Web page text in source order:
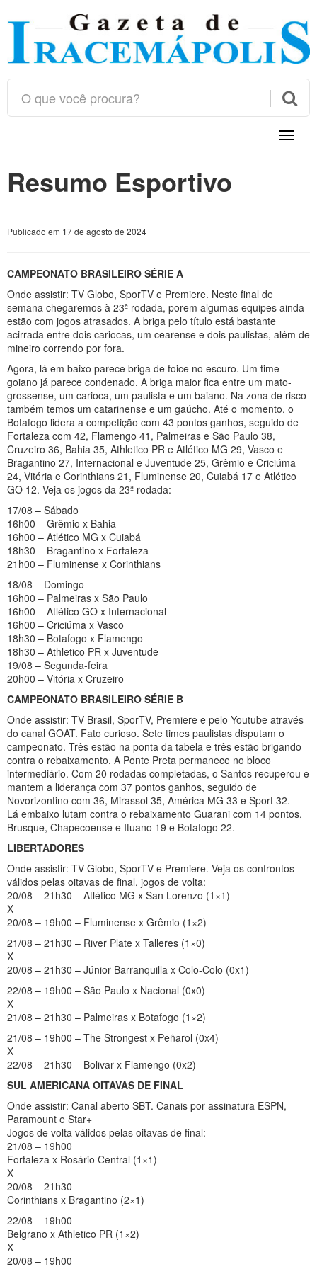

Toggle
Resumo Esportivo
Publicado em 17 de agosto de 2024
CAMPEONATO BRASILEIRO SÉRIE A
Onde assistir: TV Globo, SporTV e Premiere. Neste final de
semana chegaremos à 23ª rodada, porem algumas equipes ainda
estão com jogos atrasados. A briga pelo título está bastante
acirrada entre dois cariocas, um cearense e dois paulistas, além de
mineiro correndo por fora.
Agora, lá em baixo parece briga de foice no escuro. Um time
goiano já parece condenado. A briga maior fica entre um mato-
grossense, um carioca, um paulista e um baiano. Na zona de risco
também temos um catarinense e um gaúcho. Até o momento, o
Botafogo lidera a competição com 43 pontos ganhos, seguido de
Fortaleza com 42, Flamengo 41, Palmeiras e São Paulo 38,
Cruzeiro 36, Bahia 35, Athletico PR e Atlético MG 29, Vasco e
Bragantino 27, Internacional e Juventude 25, Grêmio e Criciúma
24, Vitória e Corinthians 21, Fluminense 20, Cuiabá 17 e Atlético
GO 12. Veja os jogos da 23ª rodada:
17/08 – Sábado
16h00 – Grêmio x Bahia
16h00 – Atlético MG x Cuiabá
18h30 – Bragantino x Fortaleza
21h00 – Fluminense x Corinthians
18/08 – Domingo
16h00 – Palmeiras x São Paulo
16h00 – Atlético GO x Internacional
16h00 – Criciúma x Vasco
18h30 – Botafogo x Flamengo
18h30 – Athletico PR x Juventude
19/08 – Segunda-feira
20h00 – Vitória x Cruzeiro
CAMPEONATO BRASILEIRO SÉRIE B
Onde assistir: TV Brasil, SporTV, Premiere e pelo Youtube através
do canal GOAT. Fato curioso. Sete times paulistas disputam o
campeonato. Três estão na ponta da tabela e três estão brigando
contra o rebaixamento. A Ponte Preta permanece no bloco
intermediário. Com 20 rodadas completadas, o Santos recuperou e
mantem a liderança com 37 pontos ganhos, seguido de
Novorizontino com 36, Mirassol 35, América MG 33 e Sport 32.
Lá embaixo lutam contra o rebaixamento Guarani com 14 pontos,
Brusque, Chapecoense e Ituano 19 e Botafogo 22.
LIBERTADORES
Onde assistir: TV Globo, SporTV e Premiere. Veja os confrontos
válidos pelas oitavas de final, jogos de volta:
20/08 – 21h30 – Atlético MG x San Lorenzo (1×1)
X
20/08 – 19h00 – Fluminense x Grêmio (1×2)
21/08 – 21h30 – River Plate x Talleres (1×0)
X
20/08 – 21h30 – Júnior Barranquilla x Colo-Colo (0x1)
22/08 – 19h00 – São Paulo x Nacional (0x0)
X
21/08 – 21h30 – Palmeiras x Botafogo (1×2)
21/08 – 19h00 – The Strongest x Peñarol (0x4)
X
22/08 – 21h30 – Bolivar x Flamengo (0x2)
SUL AMERICANA OITAVAS DE FINAL
Onde assistir: Canal aberto SBT. Canais por assinatura ESPN,
Paramount e Star+
Jogos de volta válidos pelas oitavas de final:
21/08 – 19h00
Fortaleza x Rosário Central (1×1)
X
20/08 – 21h30
Corinthians x Bragantino (2×1)
22/08 – 19h00
Belgrano x Athletico PR (1×2)
X
20/08 – 19h00